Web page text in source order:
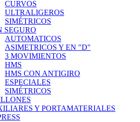
CURVOS
ULTRALIGEROS
SIMÉTRICOS
SEGURO
AUTOMATICOS
ASIMETRICOS Y EN "D"
3 MOVIMIENTOS
HMS
HMS CON ANTIGIRO
ESPECIALES
SIMÉTRICOS
Y PORTAMATERIALES